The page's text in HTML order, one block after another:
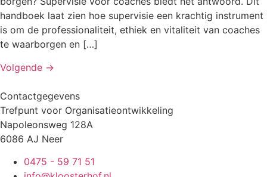
handboek laat zien hoe supervisie een krachtig instrument
is om de professionaliteit, ethiek en vitaliteit van coaches
te waarborgen en […]
Volgende →
Contactgegevens
Trefpunt voor Organisatieontwikkeling
Napoleonsweg 128A
6086 AJ Neer
0475 - 59 71 51